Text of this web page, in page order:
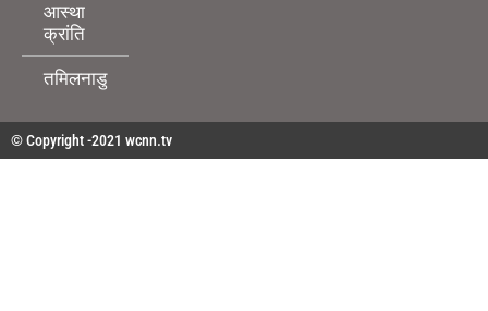
आस्था
क्रांति
तमिलनाडु
© Copyright -2021 wcnn.tv